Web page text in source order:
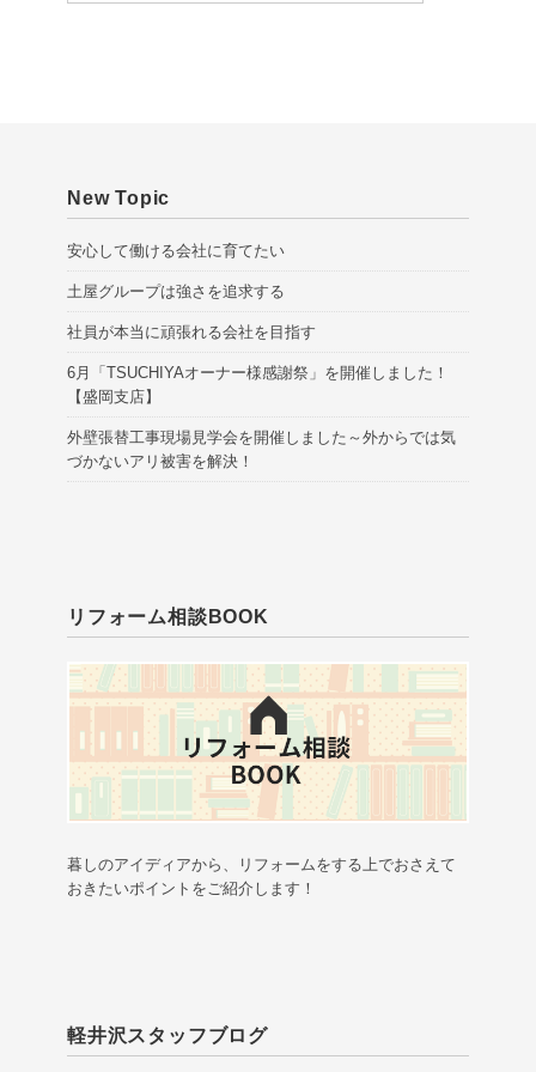
New Topic
安心して働ける会社に育てたい
土屋グループは強さを追求する
社員が本当に頑張れる会社を目指す
6月「TSUCHIYAオーナー様感謝祭」を開催しました！
【盛岡支店】
外壁張替工事現場見学会を開催しました～外からでは気
づかないアリ被害を解決！
リフォーム相談BOOK
暮しのアイディアから、リフォームをする上でおさえて
おきたいポイントをご紹介します！
軽井沢スタッフブログ